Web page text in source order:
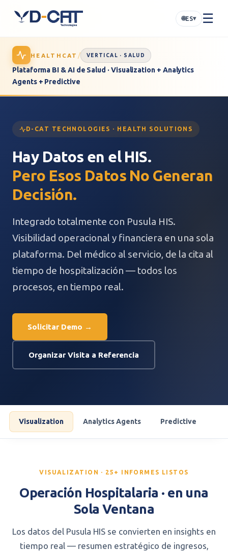
🌐ES▾ ☰
HEALTHCAT /
Plataforma BI & AI de Salud · Visualization + Analytics
Agents + Predictive
VERTICAL · SALUD
D-CAT TECHNOLOGIES · HEALTH SOLUTIONS
Hay Datos en el HIS.
Pero Esos Datos No Generan
Decisión.
Integrado totalmente con Pusula HIS.
Visibilidad operacional y financiera en una sola
plataforma. Del médico al servicio, de la cita al
tiempo de hospitalización — todos los
procesos, en tiempo real.
Solicitar Demo →
Organizar Visita a Referencia
Visualization Analytics Agents Predictive
VISUALIZATION · 25+ INFORMES LISTOS
Operación Hospitalaria · en una
Sola Ventana
Los datos del Pusula HIS se convierten en insights en
tiempo real — resumen estratégico de ingresos,